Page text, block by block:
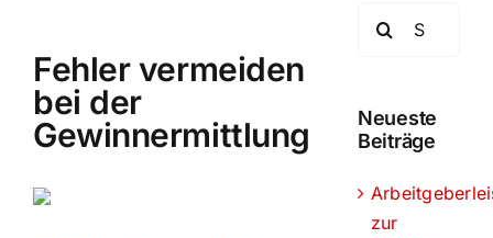
Fehler vermeiden
bei der
Gewinnermittlung
nach:
Neueste
Beiträge
zur